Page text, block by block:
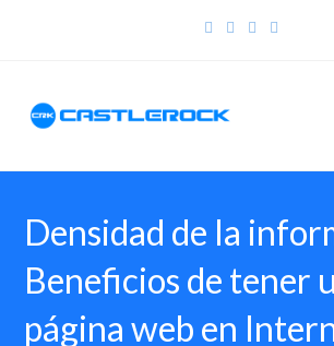
Densidad de la
Beneficios de tener
página web en